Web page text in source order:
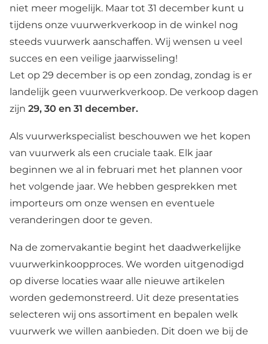
niet meer mogelijk. Maar tot 31 december kunt u
tijdens onze vuurwerkverkoop in de winkel nog
steeds vuurwerk aanschaffen. Wij wensen u veel
succes en een veilige jaarwisseling!
Let op 29 december is op een zondag, zondag is er
landelijk geen vuurwerkverkoop. De verkoop dagen
zijn 29, 30 en 31 december.
Als vuurwerkspecialist beschouwen we het kopen
van vuurwerk als een cruciale taak. Elk jaar
beginnen we al in februari met het plannen voor
het volgende jaar. We hebben gesprekken met
importeurs om onze wensen en eventuele
veranderingen door te geven.
Na de zomervakantie begint het daadwerkelijke
vuurwerkinkoopproces. We worden uitgenodigd
op diverse locaties waar alle nieuwe artikelen
worden gedemonstreerd. Uit deze presentaties
selecteren wij ons assortiment en bepalen welk
vuurwerk we willen aanbieden. Dit doen we bij de